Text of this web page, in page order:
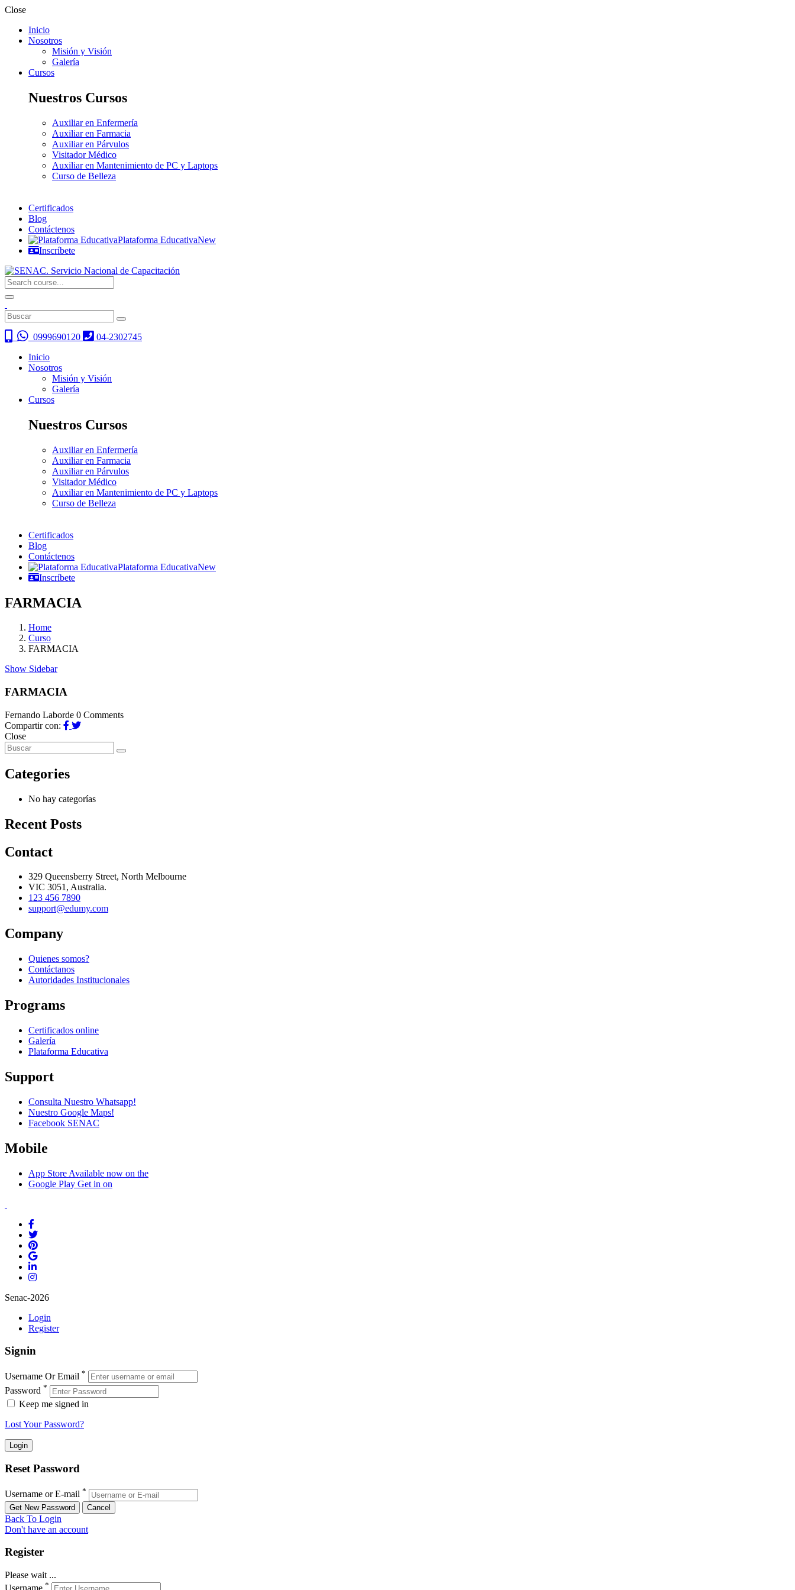
Close
Inicio
Nosotros
Misión y Visión
Galería
Cursos
Nuestros Cursos
Auxiliar en Enfermería
Auxiliar en Farmacia
Auxiliar en Párvulos
Visitador Médico
Auxiliar en Mantenimiento de PC y Laptops
Curso de Belleza
Certificados
Blog
Contáctenos
Plataforma EducativaNew
Inscríbete
0999690120
04-2302745
Inicio
Nosotros
Misión y Visión
Galería
Cursos
Nuestros Cursos
Auxiliar en Enfermería
Auxiliar en Farmacia
Auxiliar en Párvulos
Visitador Médico
Auxiliar en Mantenimiento de PC y Laptops
Curso de Belleza
Certificados
Blog
Contáctenos
Plataforma EducativaNew
Inscríbete
FARMACIA
Home
Curso
FARMACIA
Show Sidebar
FARMACIA
Fernando Laborde 0 Comments
Compartir con:
Close
Categories
No hay categorías
Recent Posts
Contact
329 Queensberry Street, North Melbourne
VIC 3051, Australia.
123 456 7890
support@edumy.com
Company
Quienes somos?
Contáctanos
Autoridades Institucionales
Programs
Certificados online
Galería
Plataforma Educativa
Support
Consulta Nuestro Whatsapp!
Nuestro Google Maps!
Facebook SENAC
Mobile
App Store Available now on the
Google Play Get in on
Senac-2026
Login
Register
Signin
Username Or Email *
Password *
Keep me signed in
Lost Your Password?
Reset Password
Username or E-mail *
Back To Login
Don't have an account
Register
Please wait ...
*